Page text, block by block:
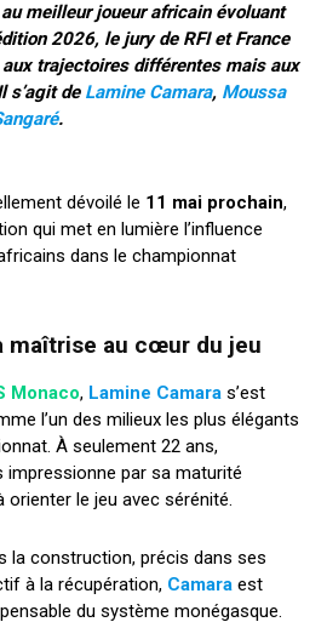
meilleur joueur africain évoluant
2026, le jury de RFI et France
trajectoires différentes mais aux
s’agit de Lamine Camara, Moussa
.
dévoilé le 11 mai prochain,
qui met en lumière l’influence
dans le championnat
maîtrise au cœur du jeu
Monaco, Lamine Camara s’est
l’un des milieux les plus élégants
À seulement 22 ans,
impressionne par sa maturité
le jeu avec sérénité.
la construction, précis dans ses
à la récupération, Camara est
du système monégasque.